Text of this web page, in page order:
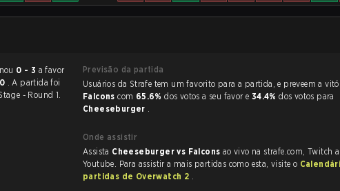
2 terminou 0 - 3
. A partida foi
- Round 1.
Previsão da partida
Usuários da Strafe tem um favorito para a partida, e
Falconscom 65.6%dos votos a seu favor e 34.4%dos votos para
Cheeseburger .
Onde assistir
Assista Cheeseburger vs Falcons ao vivo na strafe.com, Twitch
Youtube. Para assistir a mais partidas como esta, visite o
partidas de Overwatch 2 .